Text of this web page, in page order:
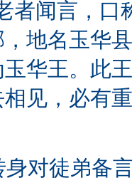
者闻言，口
地名玉华
华王。此
见，必有
对徒弟备